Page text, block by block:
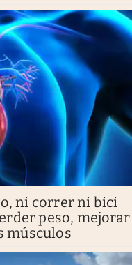
ni correr ni bici
peso, mejorar
músculos